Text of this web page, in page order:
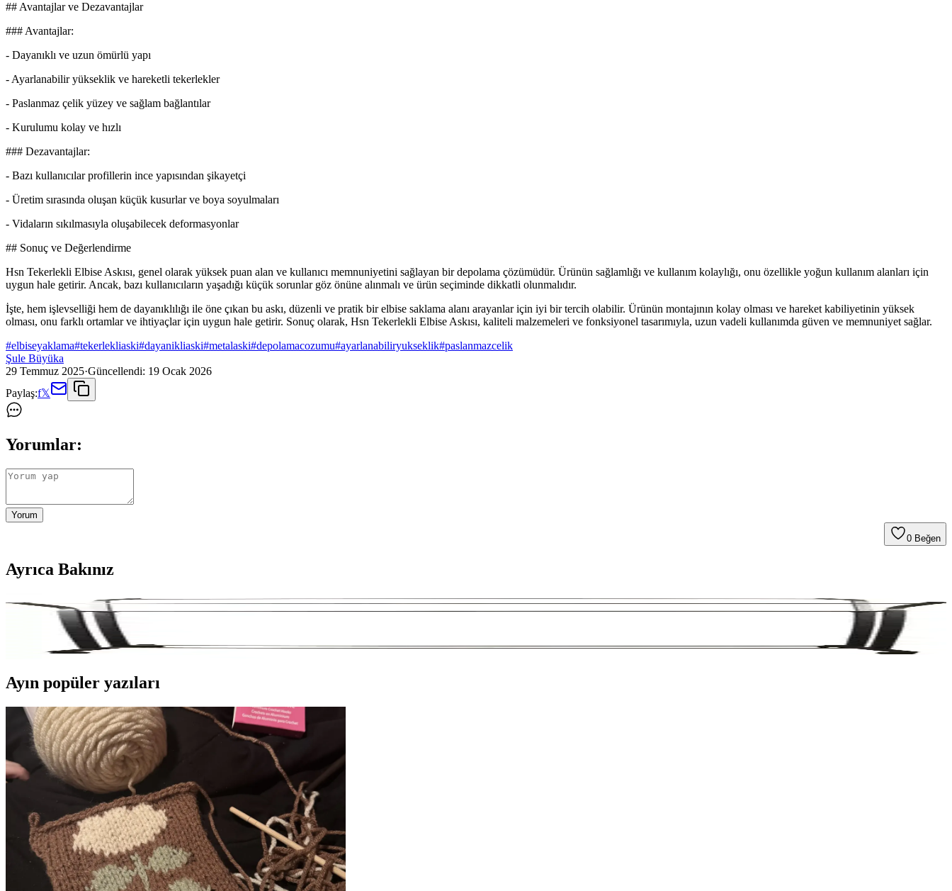
## Avantajlar ve Dezavantajlar
### Avantajlar:
- Dayanıklı ve uzun ömürlü yapı
- Ayarlanabilir yükseklik ve hareketli tekerlekler
- Paslanmaz çelik yüzey ve sağlam bağlantılar
- Kurulumu kolay ve hızlı
### Dezavantajlar:
- Bazı kullanıcılar profillerin ince yapısından şikayetçi
- Üretim sırasında oluşan küçük kusurlar ve boya soyulmaları
- Vidaların sıkılmasıyla oluşabilecek deformasyonlar
## Sonuç ve Değerlendirme
Hsn Tekerlekli Elbise Askısı, genel olarak yüksek puan alan ve kullanıcı memnuniyetini sağlayan bir depolama çözümüdür. Ürünün sağlamlığı ve kullanım kolaylığı, onu özellikle yoğun kullanım alanları için
uygun hale getirir. Ancak, bazı kullanıcıların yaşadığı küçük sorunlar göz önüne alınmalı ve ürün seçiminde dikkatli olunmalıdır.
İşte, hem işlevselliği hem de dayanıklılığı ile öne çıkan bu askı, düzenli ve pratik bir elbise saklama alanı arayanlar için iyi bir tercih olabilir. Ürünün montajının kolay olması ve hareket kabiliyetinin yüksek
olması, onu farklı ortamlar ve ihtiyaçlar için uygun hale getirir. Sonuç olarak, Hsn Tekerlekli Elbise Askısı, kaliteli malzemeleri ve fonksiyonel tasarımıyla, uzun vadeli kullanımda güven ve memnuniyet sağlar.
#elbiseyaklama#tekerlekliaski#dayanikliaski#metalaski#depolamacozumu#ayarlanabiliryukseklik#paslanmazcelik
Şule Büyüka
29 Temmuz 2025·Güncellendi: 19 Ocak 2026
Paylaş:f𝕏
Yorumlar:
Yorum
0 Beğen
Ayrıca Bakınız
Hsn Tekerlekli Elbise Askısı: Dayanıklı ve Pratik Depolama Çözümü
Hsn Tekerlekli Elbise Askısı, sağlam yapısı, ayarlanabilir yüksekliği ve hareketli tekerlekleriyle depolama ihtiyaçlarına modern çözümler sunar.
Ayın popüler yazıları